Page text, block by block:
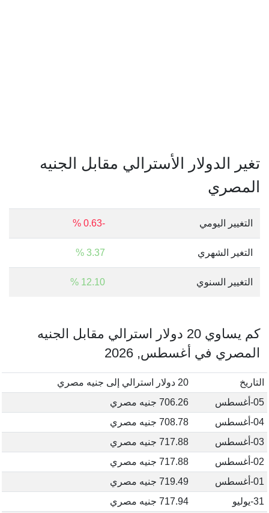
تغير الدولار الأسترالي مقابل الجنيه
المصري
التغيير اليومي -0.63 %
التغير الشهري 3.37 %
التغيير السنوي 12.10 %
كم يساوي 20 دولار استرالي مقابل الجنيه
المصري في أغسطس, 2026
التاريخ
20 دولار استرالي إلى جنيه مصري
05-أغسطس
706.26 جنيه مصري
04-أغسطس
708.78 جنيه مصري
03-أغسطس
717.88 جنيه مصري
02-أغسطس
717.88 جنيه مصري
01-أغسطس
719.49 جنيه مصري
31-يوليو
717.94 جنيه مصري